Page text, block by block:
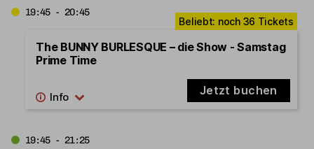
19:45 - 20:45
The BUNNY BURLESQUE – die Show - Samstag
Prime Time
Jetzt buchen
19:45 - 21:25